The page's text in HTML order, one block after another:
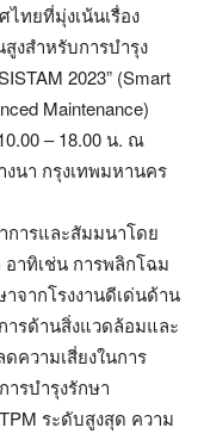
ทยที่มุ่งเน้นเรื่อง
งสำหรับการบำรุง
2023” (Smart
Maintenance)
– 18.00 น. ณ
นา กรุงเทพมหานคร
การและสัมมนาโดย
าทิเช่น การพลิกโฉม
จากโรงงานดีเด่นด้าน
รด้านสิ่งแวดล้อมและ
ความเสี่ยงในการ
รบำรุงรักษา
ระดับสูงสุด ความ